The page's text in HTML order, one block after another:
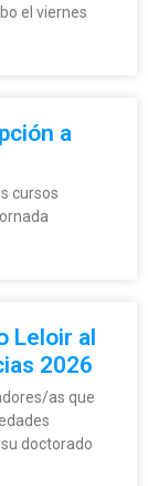
el viernes
a
cursos
Leloir al
2026
as que
doctorado